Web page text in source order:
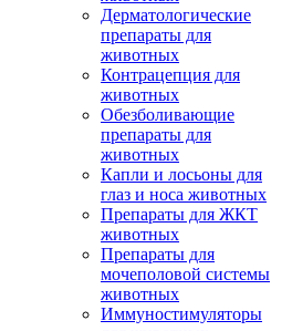
Дерматологические
препараты для
животных
Контрацепция для
животных
Обезболивающие
препараты для
животных
Капли и лосьоны для
глаз и носа животных
Препараты для ЖКТ
животных
Препараты для
мочеполовой системы
животных
Иммуностимуляторы